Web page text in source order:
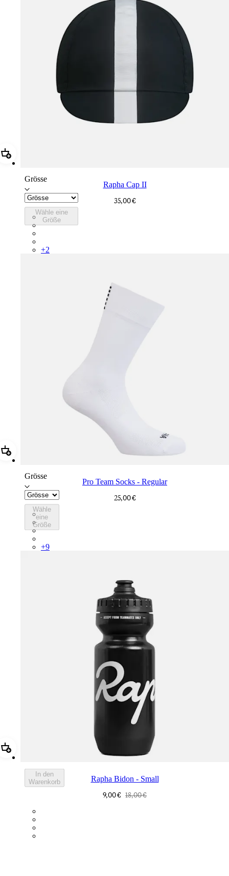
Hinzufügen Rapha Cap II
Grösse
Wähle eine
Größe
Rapha Cap II
35,00 €
RCP10XXBLW
RCP10XXRWL
+2
Hinzufügen Pro Team Socks - Regular
Grösse
Wähle
eine
Größe
Pro Team Socks - Regular
25,00 €
PSK08XXWHB
PSK08XXBLW
PSK08XXAIW
+9
Hinzufügen Rapha Bidon - Small
In den
Warenkorb
Rapha Bidon - Small
9,00 € 18,00 €